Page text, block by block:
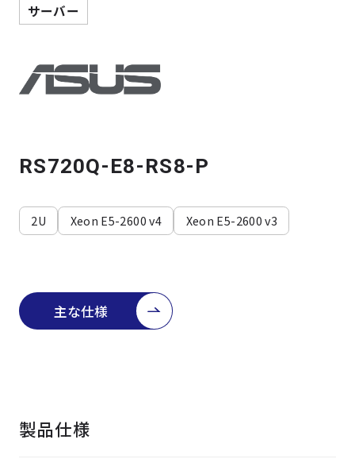
ニュース
会社案内
サーバー
RS720Q-E8-RS8-P
2U Xeon E5-2600 v4 Xeon E5-2600 v3
主な仕様
製品仕様